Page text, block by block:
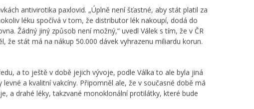
antivirotika paxlovid. „Úplně není šťastné, aby stát platil za
léku spočívá v tom, že distributor lék nakoupí, dodá do
Žádný jiný způsob není možný,“ uvedl Válek s tím, že v ČR
že stát má na nákup 50.000 dávek vyhrazenu miliardu korun.
a to ještě v době jejich vývoje, podle Válka to ale byla jiná
a kvalitní vakcíny. Připomněl ale, že v současné době má
a drahé léky, takzvané monoklonální protilátky, které bude